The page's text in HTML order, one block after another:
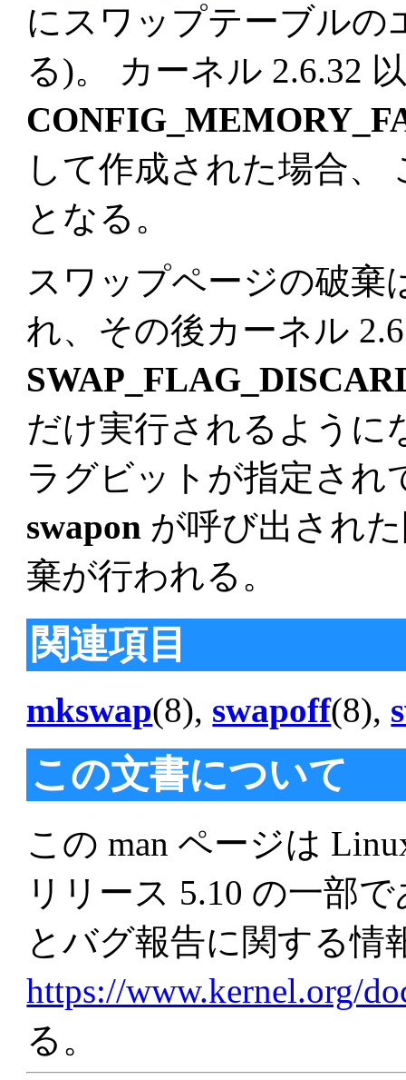
にスワップテーブルの
る)。 カーネル 2.6.32
して作成された場合、
となる。
スワップページの破棄
れ、その後カーネル
だけ実行されるように
ラグビットが指定され
swapon が呼び出され
棄が行われる。
関連項目
mkswap(8), swapoff(8),
この文書について
この man ページは
リリース 5.10 の一部
とバグ報告に関する情
https://www.kernel.org/
る。